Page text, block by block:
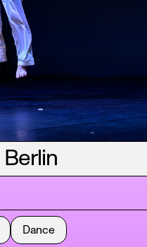
Dance